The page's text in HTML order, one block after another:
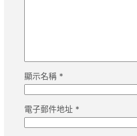
顯示名稱 *
電子郵件地址 *